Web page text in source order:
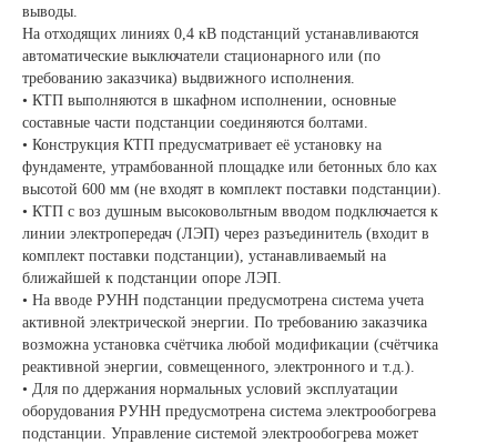
выводы.
На отходящих линиях 0,4 кВ подстанций устанавливаются
автоматические выключатели стационарного или (по
требованию заказчика) выдвижного исполнения.
• КТП выполняются в шкафном исполнении, основные
составные части подстанции соединяются болтами.
• Конструкция КТП предусматривает её установку на
фундаменте, утрамбованной площадке или бетонных бло ках
высотой 600 мм (не входят в комплект поставки подстанции).
• КТП с воз душным высоковольтным вводом подключается к
линии электропередач (ЛЭП) через разъединитель (входит в
комплект поставки подстанции), устанавливаемый на
ближайшей к подстанции опоре ЛЭП.
• На вводе РУНН подстанции предусмотрена система учета
активной электрической энергии. По требованию заказчика
возможна установка счётчика любой модификации (счётчика
реактивной энергии, совмещенного, электронного и т.д.).
• Для по ддержания нормальных условий эксплуатации
оборудования РУНН предусмотрена система электрообогрева
подстанции. Управление системой электрообогрева может